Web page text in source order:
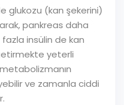
glukozu (kan şekerini)
pankreas daha
insülin de kan
yeterli
ve zamanla ciddi